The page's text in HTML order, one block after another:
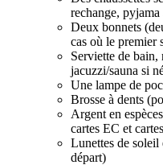
rechange, pyjama
Deux bonnets
cas où le premier
Serviette de
jacuzzi/sauna si
Une lampe de
Brosse à dents
Argent en
cartes EC et
Lunettes de soleil
départ)